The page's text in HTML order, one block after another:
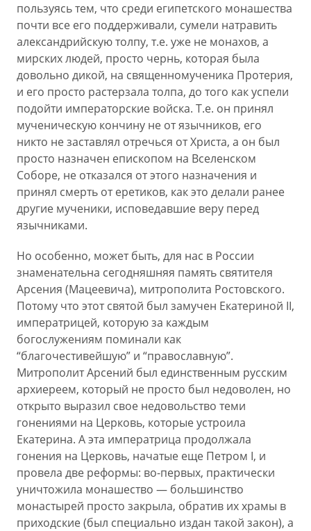
пользуясь тем, что среди египетского монашества
почти все его поддерживали, сумели натравить
александрийскую толпу, т.е. уже не монахов, а
мирских людей, просто чернь, которая была
довольно дикой, на священномученика Протерия,
и его просто растерзала толпа, до того как успели
подойти императорские войска. Т.е. он принял
мученическую кончину не от язычников, его
никто не заставлял отречься от Христа, а он был
просто назначен епископом на Вселенском
Соборе, не отказался от этого назначения и
принял смерть от еретиков, как это делали ранее
другие мученики, исповедавшие веру перед
язычниками.
Но особенно, может быть, для нас в России
знаменательна сегодняшняя память святителя
Арсения (Мацеевича), митрополита Ростовского.
Потому что этот святой был замучен Екатериной II,
императрицей, которую за каждым
богослужениям поминали как
“благочестивейшую” и “православную”.
Митрополит Арсений был единственным русским
архиереем, который не просто был недоволен, но
открыто выразил свое недовольство теми
гонениями на Церковь, которые устроила
Екатерина. А эта императрица продолжала
гонения на Церковь, начатые еще Петром I, и
провела две реформы: во-первых, практически
уничтожила монашество — большинство
монастырей просто закрыла, обратив их храмы в
приходские (был специально издан такой закон), а